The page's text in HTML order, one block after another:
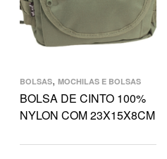
BOLSAS, MOCHILAS E BOLSAS
BOLSA DE CINTO 100%
NYLON COM 23X15X8CM